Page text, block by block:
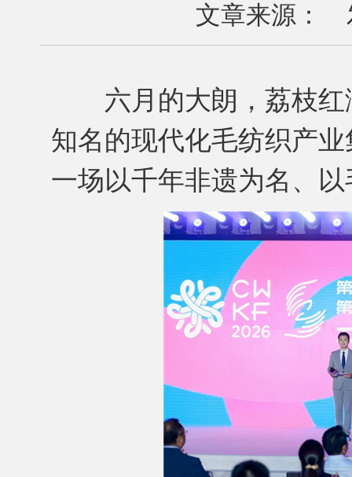
文章来源：
六月的大朗，荔枝红
知名的现代化毛纺织产
一场以千年非遗为名、